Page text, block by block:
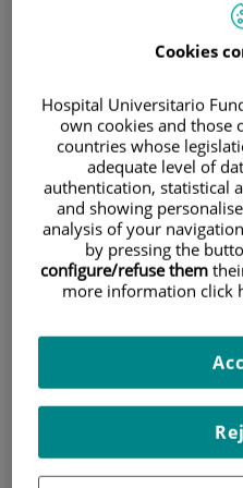
Investigación
Teléfono de
Cookies
Hospital Universitario
own cookies and those
countries whose
adequate level of
authentication, statistical
and showing
analysis of your
by pressing the
configure/refuse them
more information click